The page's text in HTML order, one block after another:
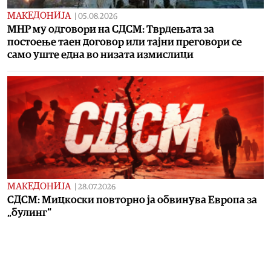
МАКЕДОНИЈА | 05.08.2026
MНР му одговори на СДСМ: Тврдењата за
постоење таен договор или тајни преговори се
само уште една во низата измислици
МАКЕДОНИЈА | 28.07.2026
СДСМ: Мицкоски повторно ја обвинува Европа за
„булинг“